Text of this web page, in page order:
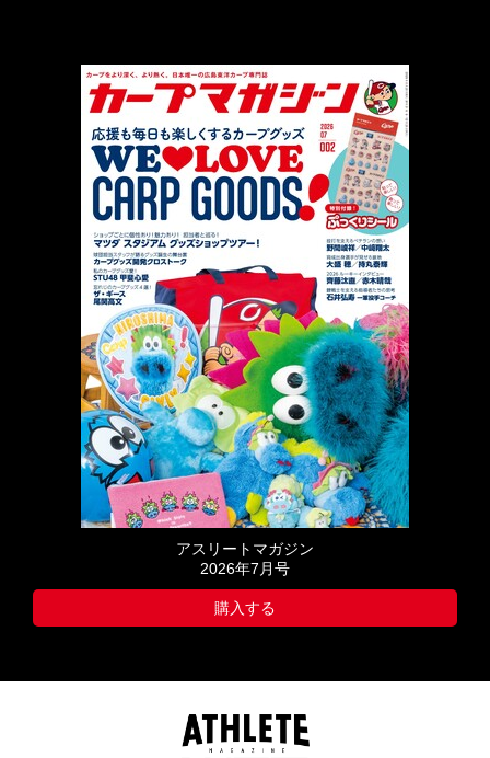
アスリートマガジン
2026年7月号
購入する